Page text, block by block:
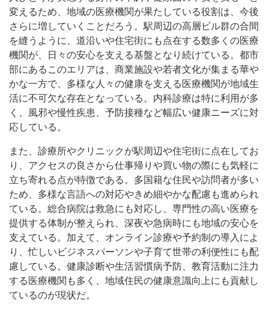
変えるため、地域の医療機関が果たしている役割は、今後
さらに増していくことだろう。駅周辺の高層ビル群の合間
を縫うように、道沿いや住宅街にも点在する数多くの医療
機関が、日々の安心を支える基盤となり続けている。都市
部にあるこのエリアは、商業施設や若者文化が集まる華や
かな一方で、多様な人々の健康を支える医療機関が地域生
活に不可欠な存在となっている。内科診療は特に利用が多
く、風邪や慢性疾患、予防接種など幅広い健康ニーズに対
応している。
また、診療所やクリニックが駅周辺や住宅街に点在してお
り、アクセスの良さから仕事帰りや買い物の際にも気軽に
立ち寄れる点が特徴である。多国籍な住民や訪問者が多い
ため、多様な言語への対応やきめ細やかな配慮も進められ
ている。総合病院は救急にも対応し、専門性の高い医療を
提供する体制が整えられ、深夜や急病時にも地域の安心を
支えている。加えて、オンライン診療や予約制の導入によ
り、忙しいビジネスパーソンや子育て世帯の利便性にも配
慮している。健康診断や生活習慣病予防、教育活動に注力
する医療機関も多く、地域住民の健康意識向上にも貢献し
ているのが現状だ。